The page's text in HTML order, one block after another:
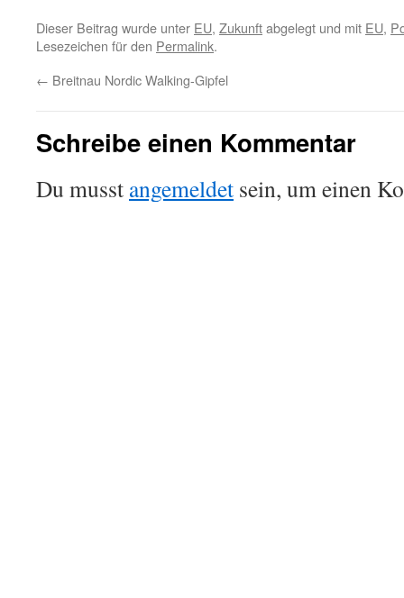
Dieser Beitrag wurde unter EU, Zukunftabgelegt und mit EU,
Lesezeichen für den Permalink.
← Breitnau Nordic Walking-Gipfel
Schreibe einen Kommentar
Du musst angemeldet sein, um einen